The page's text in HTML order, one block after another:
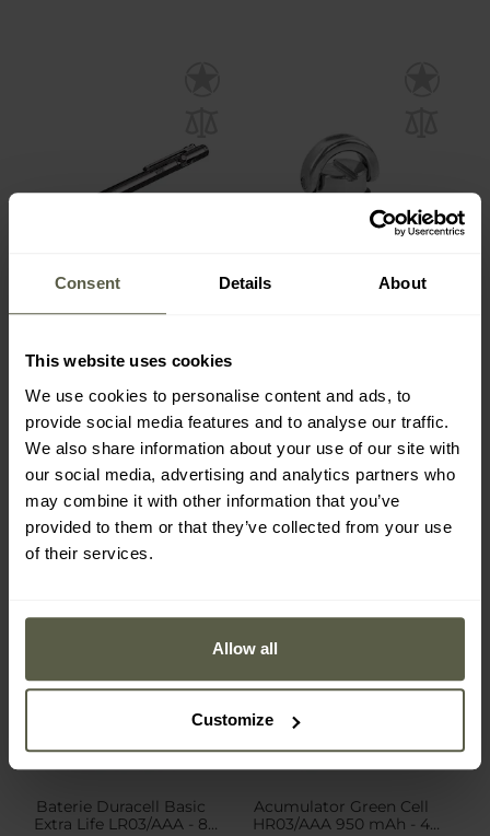
Consent Details About
This website uses cookies
We use cookies to personalise content and ads, to
provide social media features and to analyse our traffic.
We also share information about your use of our site with
our social media, advertising and analytics partners who
may combine it with other information that you’ve
provided to them or that they’ve collected from your use
of their services.
Allow all
Customize
Pix tactic Nitecore NTP30
Expediere:Imediat
778,07 Lei 36,08 Lei
Baterie Duracell Basic
Extra Life LR03/AAA - 8
Acumulator Green Cell
HR03/AAA 950 mAh - 4